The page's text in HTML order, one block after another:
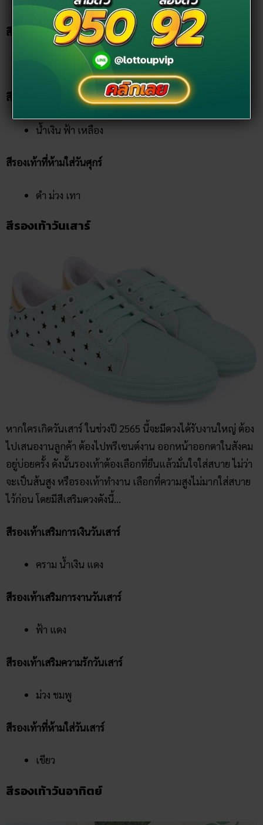
สีรองเท้าเสริมการงานวันศุกร์
สีรองเท้าเสริมความรักวันศุกร์
น้ำเงิน ฟ้า เหลือง
สีรองเท้าที่ห้ามใส่วันศุกร์
ดำ ม่วง เทา
สีรองเท้าวันเสาร์
หากใครเกิดวันเสาร์ ในช่วงปี 2565 นี้จะมีดวงได้รับงานใหญ่ ต้อง
ไปเสนองานลูกค้า ต้องไปพรีเซนต์งาน ออกหน้าออกตาในสังคม
อยู่บ่อยครั้ง ดังนั้นรองเท้าต้องเลือกที่ยืนแล้วมั่นใจใส่สบาย ไม่ว่า
จะเป็นส้นสูง หรือรองเท้าทำงาน เลือกที่ความสูงไม่มากใส่สบาย
ไว้ก่อน โดยมีสีเสริมดวงดังนี้…
สีรองเท้าเสริมการเงินวันเสาร์
คราม น้ำเงิน แดง
สีรองเท้าเสริมการงานวันเสาร์
ฟ้า แดง
สีรองเท้าเสริมความรักวันเสาร์
ม่วง ชมพู
สีรองเท้าที่ห้ามใส่วันเสาร์
เขียว
สีรองเท้าวันอาทิตย์